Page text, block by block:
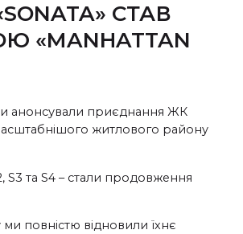
СТАВ
«MANHATTAN
анонсували приєднання ЖК
житлового району
S3 та S4 – стали продовження
повністю відновили їхнє